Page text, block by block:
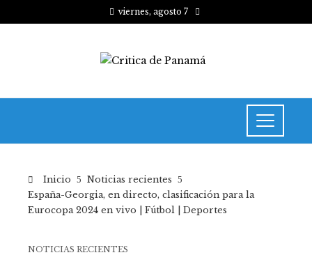
viernes, agosto 7
Inicio
Noticias recientes
España-Georgia, en directo, clasificación para la
Eurocopa 2024 en vivo | Fútbol | Deportes
NOTICIAS RECIENTES